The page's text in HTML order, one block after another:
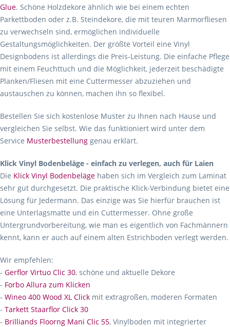
Glue. Schöne Holzdekore ähnlich wie bei einem echten
Parkettboden oder z.B. Steindekore, die mit teuren Marmorfliesen
zu verwechseln sind, ermöglichen individuelle
Gestaltungsmöglichkeiten. Der größte Vorteil eine Vinyl
Designbodens ist allerdings die Preis-Leistung. Die einfache Pflege
mit einem Feuchttuch und die Möglichkeit, jederzeit beschädigte
Planken/Fliesen mit eine Cuttermesser abzuziehen und
austauschen zu können, machen ihn so flexibel.
Bestellen Sie sich kostenlose Muster zu Ihnen nach Hause und
vergleichen Sie selbst. Wie das funktioniert wird unter dem
Service Musterbestellung genau erklärt.
Klick Vinyl Bodenbeläge - einfach zu verlegen, auch für Laien
Die Klick Vinyl Bodenbeläge haben sich im Vergleich zum Laminat
sehr gut durchgesetzt. Die praktische Klick-Verbindung bietet eine
Lösung für Jedermann. Das einzige was Sie hierfür brauchen ist
eine Unterlagsmatte und ein Cuttermesser. Ohne große
Untergrundvorbereitung, wie man es eigentlich von Fachmännern
kennt, kann er auch auf einem alten Estrichboden verlegt werden.
Wir empfehlen:
- Gerflor Virtuo Clic 30, schöne und aktuelle Dekore
- Forbo Allura zum Klicken
- Wineo 400 Wood XL Click mit extragroßen, moderen Formaten
- Tarkett Staarflor Click 30
- Brilliands Floorng Mani Clic 55, Vinylboden mit integrierter